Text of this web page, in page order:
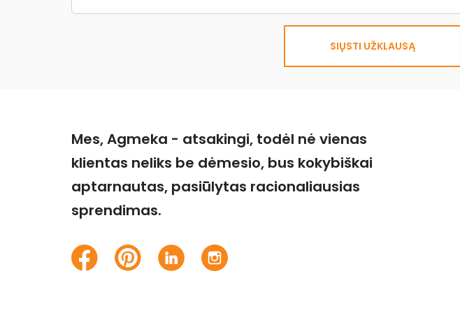
SIŲSTI UŽKLAUSĄ
Mes, Agmeka - atsakingi, todėl nė vienas
klientas neliks be dėmesio, bus kokybiškai
aptarnautas, pasiūlytas racionaliausias
sprendimas.